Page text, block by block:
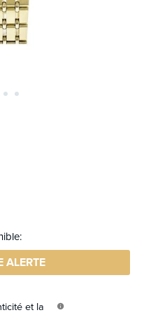
ALERTE
et la
info